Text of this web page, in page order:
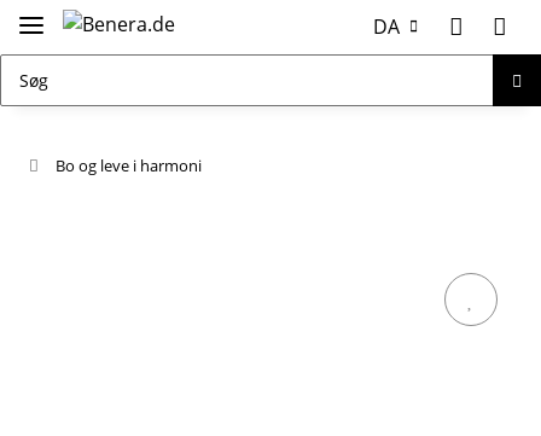
DA
Bo og leve i harmoni